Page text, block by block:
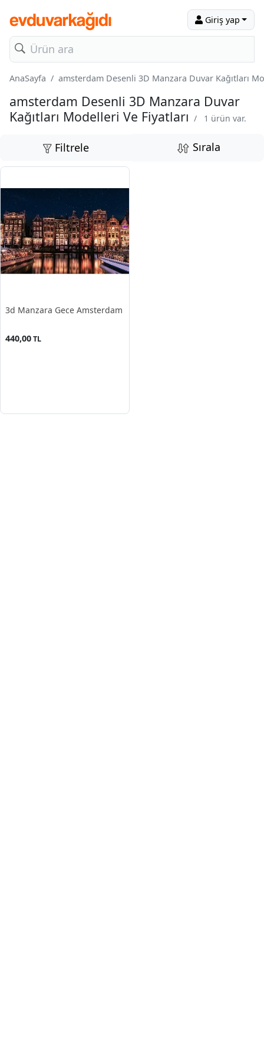
Giriş yap
AnaSayfa amsterdam Desenli 3D Manzara Duvar Kağıtları
amsterdam Desenli 3D Manzara Duvar
Kağıtları Modelleri Ve Fiyatları / 1 ürün var.
Filtrele Sırala
3d Manzara Gece Amsterdam
440,00TL